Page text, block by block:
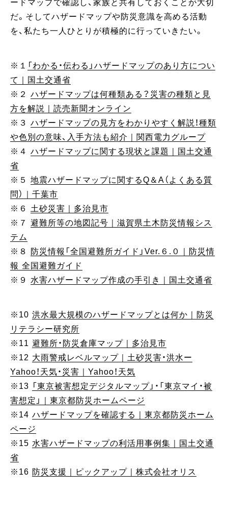
ードマップで確認し、家族と共有しておくことが大切
だ。そしてハザードマップや防災意識を高める活動
を、私たち一人ひとりが積極的に行っていきたい。
※１
「わかる・伝わる」ハザードマップのあり方につい
て｜国土交通省
※２ ハザードマップは何種類ある？災害の種類と見
方を解説｜読売新聞オンライン
※３ ハザードマップの見方をわかりやすく解説！種類
や色別の意味、入手方法も紹介｜関西電力グループ
※４ ハザードマップに関する現状と課題｜国土交通
省
※５ 地震ハザードマップに関するQ＆A（よくある質
問）｜千葉市
※６ 土砂災害｜多治見市
※７ 避難所等の地図記号｜滋賀県土木防災情報シス
テム
※８
防災情報「全国避難所ガイド」Ver.６.０｜防災情
報 全国避難ガイド
※９ 水害ハザードマップ作成の手引き｜国土交通省
※10 洪水最大規模のハザードマップとは何か｜防災
リテラシー研究所
※11 避難所・防災倉庫マップ｜多治見市
※12 大雨警戒レベルマップ｜土砂災害・洪水ー
Yahoo！天気・災害｜Yahoo！天気
※13 「東京被害想定デジタルマップ」・「東京マイ・被
害想定」｜東京都防災ホームページ
※14 ハザードマップを確認する｜東京都防災ホーム
ページ
※15 水害ハザードマップの利活用事例集｜国土交通
省
※16 防災支援｜ピックアップ｜株式会社オリス